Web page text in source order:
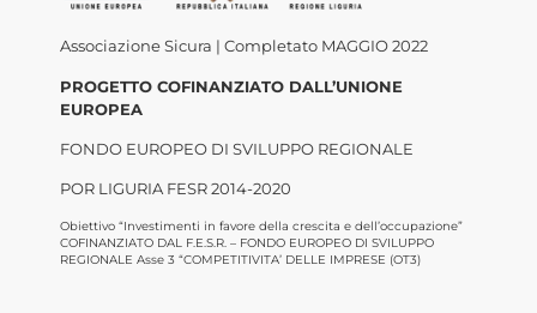
Associazione Sicura | Completato MAGGIO 2022
PROGETTO COFINANZIATO DALL’UNIONE
EUROPEA
FONDO EUROPEO DI SVILUPPO REGIONALE
POR LIGURIA FESR 2014-2020
Obiettivo “Investimenti in favore della crescita e dell’occupazione”
COFINANZIATO DAL F.E.S.R. – FONDO EUROPEO DI SVILUPPO
REGIONALE Asse 3 “COMPETITIVITA’ DELLE IMPRESE (OT3)